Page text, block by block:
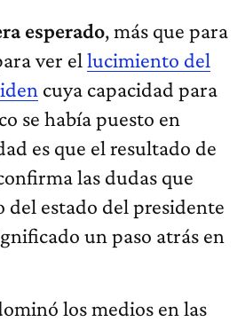
esperado, más que para
ver el lucimiento del
cuya capacidad para
se había puesto en
es que el resultado de
las dudas que
del estado del presidente
un paso atrás en
los medios en las